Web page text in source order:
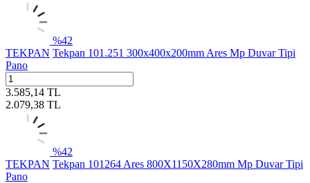
%42
TEKPAN Tekpan 101.251 300x400x200mm Ares Mp Duvar Tipi
Pano
3.585,14 TL
2.079,38 TL
%42
TEKPAN Tekpan 101264 Ares 800X1150X280mm Mp Duvar Tipi
Pano